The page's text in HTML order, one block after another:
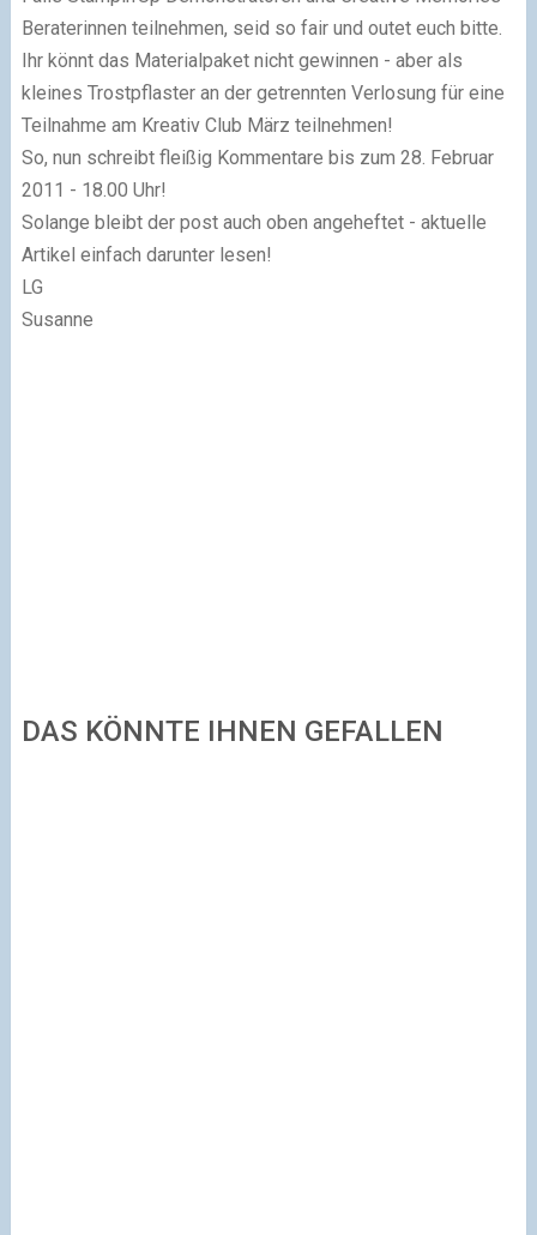
Beraterinnen teilnehmen, seid so fair und outet euch bitte.
Ihr könnt das Materialpaket nicht gewinnen - aber als
kleines Trostpflaster an der getrennten Verlosung für eine
Teilnahme am Kreativ Club März teilnehmen!
So, nun schreibt fleißig Kommentare bis zum 28. Februar
2011 - 18.00 Uhr!
Solange bleibt der post auch oben angeheftet - aktuelle
Artikel einfach darunter lesen!
LG
Susanne
DAS KÖNNTE IHNEN GEFALLEN